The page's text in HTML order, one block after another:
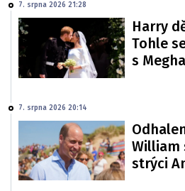
7. srpna 2026 21:28
Harry
Tohle
s
7. srpna 2026 20:14
William
strýci